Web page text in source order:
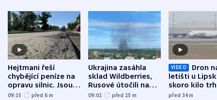
Hejtmani řeší
chybějící peníze na
opravu silnic. Jsou
nenárokové, namítá
09:15 před 6 m
Ukrajina zasáhla
sklad Wildberries,
Rusové útočili na
trh, hasiče či
09:02 před 25 m
VIDEO
Dron
letišti u
skoro kilo
indicie
před 34m